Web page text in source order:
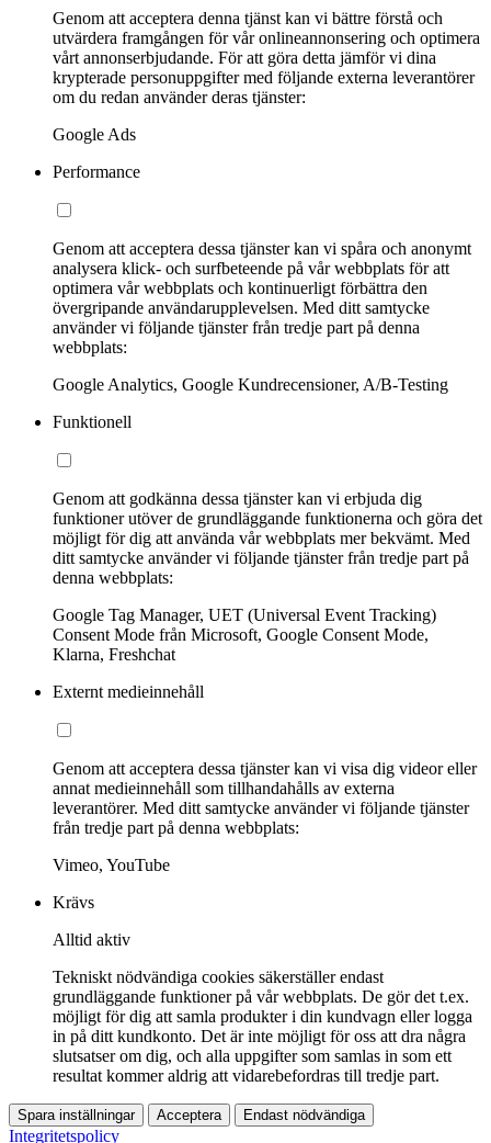
Genom att acceptera denna tjänst kan vi bättre förstå och
utvärdera framgången för vår onlineannonsering och optimera
vårt annonserbjudande. För att göra detta jämför vi dina
krypterade personuppgifter med följande externa leverantörer
om du redan använder deras tjänster:
Google Ads
Performance
Genom att acceptera dessa tjänster kan vi spåra och anonymt
analysera klick- och surfbeteende på vår webbplats för att
optimera vår webbplats och kontinuerligt förbättra den
övergripande användarupplevelsen. Med ditt samtycke
använder vi följande tjänster från tredje part på denna
webbplats:
Google Analytics, Google Kundrecensioner, A/B-Testing
Funktionell
Genom att godkänna dessa tjänster kan vi erbjuda dig
funktioner utöver de grundläggande funktionerna och göra det
möjligt för dig att använda vår webbplats mer bekvämt. Med
ditt samtycke använder vi följande tjänster från tredje part på
denna webbplats:
Google Tag Manager, UET (Universal Event Tracking)
Consent Mode från Microsoft, Google Consent Mode,
Klarna, Freshchat
Externt medieinnehåll
Genom att acceptera dessa tjänster kan vi visa dig videor eller
annat medieinnehåll som tillhandahålls av externa
leverantörer. Med ditt samtycke använder vi följande tjänster
från tredje part på denna webbplats:
Vimeo, YouTube
Krävs
Alltid aktiv
Tekniskt nödvändiga cookies säkerställer endast
grundläggande funktioner på vår webbplats. De gör det t.ex.
möjligt för dig att samla produkter i din kundvagn eller logga
in på ditt kundkonto. Det är inte möjligt för oss att dra några
slutsatser om dig, och alla uppgifter som samlas in som ett
resultat kommer aldrig att vidarebefordras till tredje part.
Spara inställningar Acceptera Endast nödvändiga
Integritetspolicy